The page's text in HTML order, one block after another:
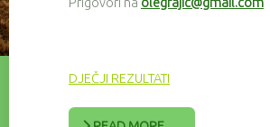
Prigovori na olegrajic@gmail.com
DJEČJI REZULTATI